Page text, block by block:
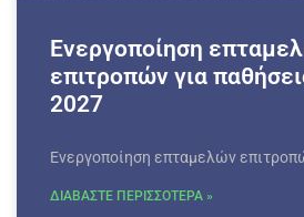
Ενεργοποίηση
επιτροπών για
2027
Ενεργοποίηση επταμελών
ΔΙΑΒΑΣΤΕ ΠΕΡΙΣΣΟΤΕΡΑ »